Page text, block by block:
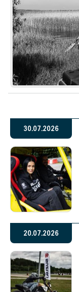
30.07.2026
20.07.2026